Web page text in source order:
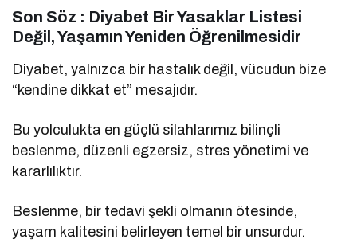
Son Söz : Diyabet Bir Yasaklar Listesi
Değil, Yaşamın Yeniden Öğrenilmesidir
Diyabet, yalnızca bir hastalık değil, vücudun bize
“kendine dikkat et” mesajıdır.
Bu yolculukta en güçlü silahlarımız bilinçli
beslenme, düzenli egzersiz, stres yönetimi ve
kararlılıktır.
Beslenme, bir tedavi şekli olmanın ötesinde,
yaşam kalitesini belirleyen temel bir unsurdur.